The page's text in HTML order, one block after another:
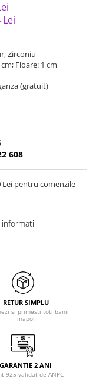
Lei
Zirconiu
Floare: 1 cm
(gratuit)
608
Lei pentru comenzile
RETUR SIMPLU
si primesti toti banii
inapoi
GARANTIE 2 ANI
925 validat de ANPC